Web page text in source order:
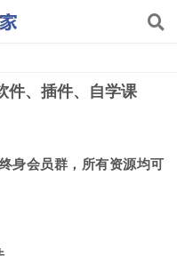
件、插件、自学课
身会员群，所有资源均可